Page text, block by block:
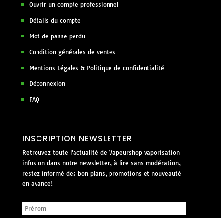
Ouvrir un compte professionnel
Détails du compte
Mot de passe perdu
Condition générales de ventes
Mentions Légales & Politique de confidentialité
Déconnexion
FAQ
INSCRIPTION NEWSLETTER
Retrouvez toute l'actualité de Vapeurshop vaporisation
infusion dans notre newsletter, à lire sans modération,
restez informé des bon plans, promotions et nouveauté
en avance!